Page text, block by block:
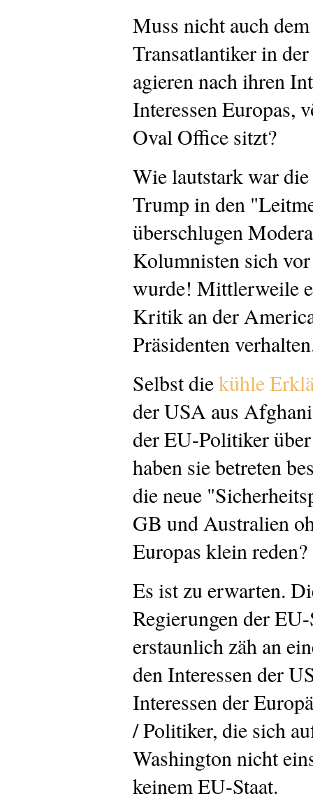
Muss nicht auch
Transatlantiker in
agieren nach ihren
Interessen Europas,
Oval Office sitzt?
Wie lautstark war
Trump in den
überschlugen
Kolumnisten sich
wurde! Mittlerweile
Kritik an der
Präsidenten
Selbst diekühle
der USA aus
der EU-Politiker
haben sie betreten
die neue
GB und Australien
Europas klein reden?
Es ist zu erwarten.
Regierungen der
erstaunlich zäh an
den Interessen der
Interessen der
/ Politiker, die sich
Washington nicht
keinem EU-Staat.